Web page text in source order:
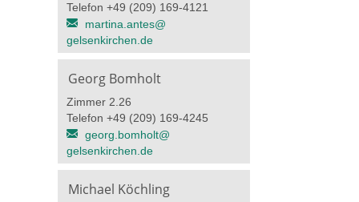
Telefon +49 (209) 169-4121
martina.antes@​
gelsenkirchen.de
Georg Bomholt
Zimmer 2.26
Telefon +49 (209) 169-4245
georg.bomholt@​
gelsenkirchen.de
Michael Köchling